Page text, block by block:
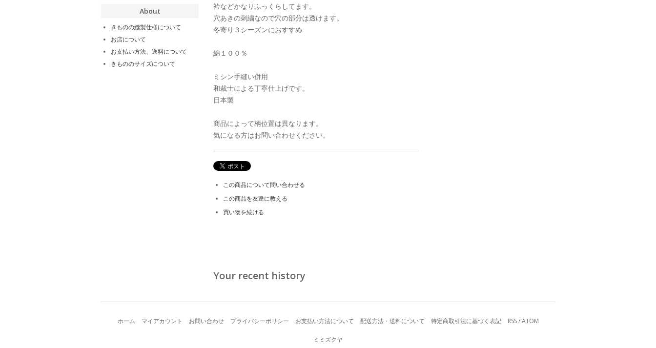
衿などかなりふっくらしてます。
穴あきの刺繍なので穴の部分は透けます。
冬寄り３シーズンにおすすめ
綿１００％
ミシン手縫い併用
和裁士による丁寧仕上げです。
日本製
商品によって柄位置は異なります。
気になる方はお問い合わせください。
この商品について問い合わせる
この商品を友達に教える
買い物を続ける
Your recent history
About
きものの縫製仕様について
お店について
お支払い方法、送料について
きもののサイズについて
ホーム マイアカウント お問い合わせ プライバシーポリシー お支払い方法について 配送方法・送料について 特定商取引法に基づく表記 RSS/ATOM
ミミズクヤ